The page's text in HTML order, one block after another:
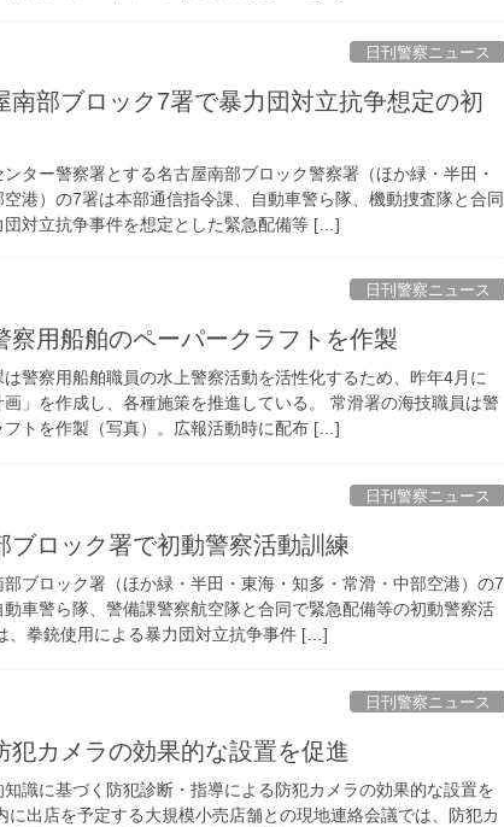
日刊警察ニュース
ター警察署とする名古屋南部ブロック警察署（ほか緑・半田・
港）の7署は本部通信指令課、自動車警ら隊、機動捜査隊と合同
団対立抗争事件を想定とした緊急配備等 […]
日刊警察ニュース
察用船舶のペーパークラフトを作製
警察用船舶職員の水上警察活動を活性化するため、昨年4月に
画」を作成し、各種施策を推進している。 常滑署の海技職員は警
トを作製（写真）。広報活動時に配布 […]
日刊警察ニュース
ブロック署で初動警察活動訓練
ブロック署（ほか緑・半田・東海・知多・常滑・中部空港）の7
車警ら隊、警備課警察航空隊と合同で緊急配備等の初動警察活
、拳銃使用による暴力団対立抗争事件 […]
日刊警察ニュース
犯カメラの効果的な設置を促進
識に基づく防犯診断・指導による防犯カメラの効果的な設置を
に出店を予定する大規模小売店舗との現地連絡会議では、防犯カ